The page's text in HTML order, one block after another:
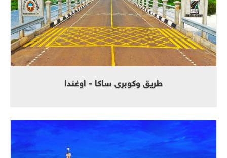
طريق وكوبرى ساكا - اوغندا